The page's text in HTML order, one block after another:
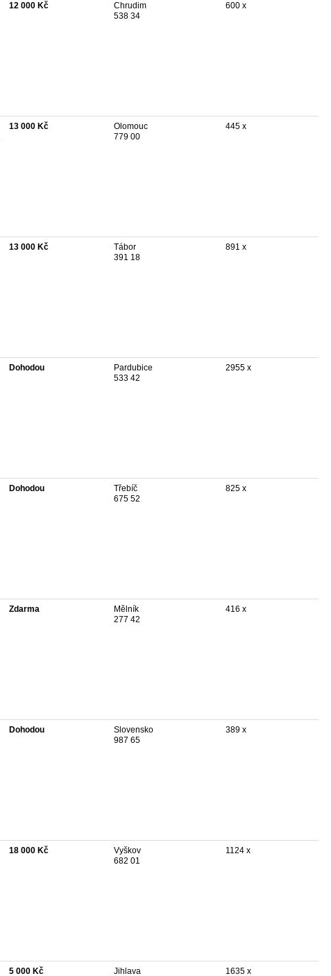
12 000 Kč
Chrudim
538 34
600 x
13 000 Kč
Olomouc
779 00
445 x
13 000 Kč
Tábor
391 18
891 x
Dohodou
Pardubice
533 42
2955 x
Dohodou
Třebíč
675 52
825 x
Zdarma
Mělník
277 42
416 x
Dohodou
Slovensko
987 65
389 x
18 000 Kč
Vyškov
682 01
1124 x
5 000 Kč Jihlava 1635 x